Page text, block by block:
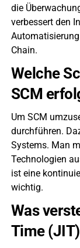
die
verbessert den
Chain.
Welche
SCM
Um SCM
durchführen.
Systems. Man
Technologien
ist eine
wichtig.
Was
Time